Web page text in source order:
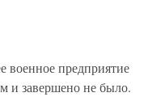
военное предприятие
и завершено не было.